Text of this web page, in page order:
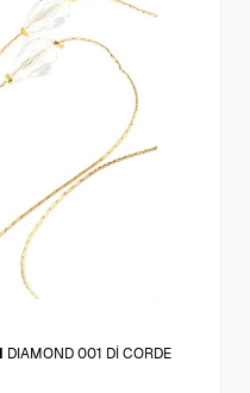
DIAMOND 001 Dİ CORDE